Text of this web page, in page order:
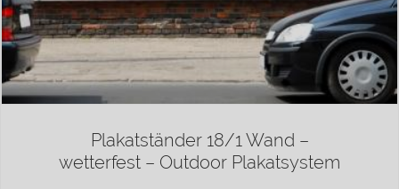
Plakatständer 18/1 Wand –
wetterfest – Outdoor Plakatsystem